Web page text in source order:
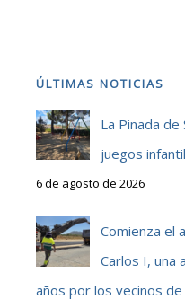
ÚLTIMAS NOTICIAS
La Pinada
juegos
6 de agosto de 2026
Comienza el
Carlos I, una
años por los vecinos